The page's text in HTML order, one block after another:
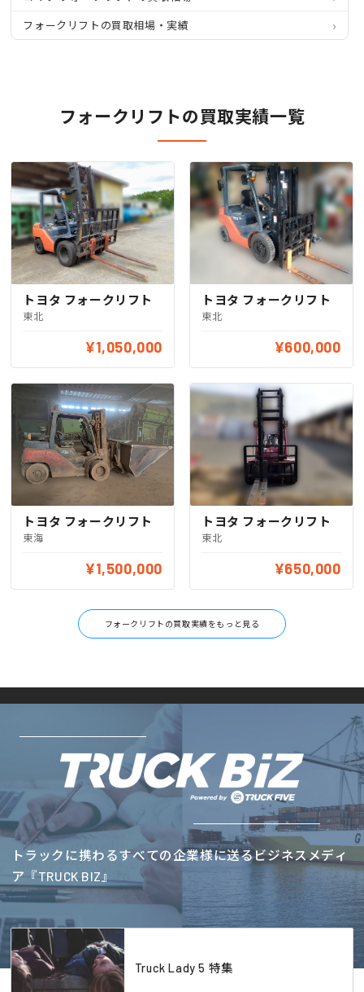
フォークリフトの買取相場・実績
フォークリフトの買取実績一覧
トヨタ フォークリフト
東北
¥1,050,000
トヨタ フォークリフト
東北
¥600,000
トヨタ フォークリフト
東海
¥1,500,000
トヨタ フォークリフト
東北
¥650,000
フォークリフトの買取実績をもっと見る
トラックに携わるすべての企業様に送るビジネスメディ
ア『TRUCK BIZ』
Truck Lady 5 特集